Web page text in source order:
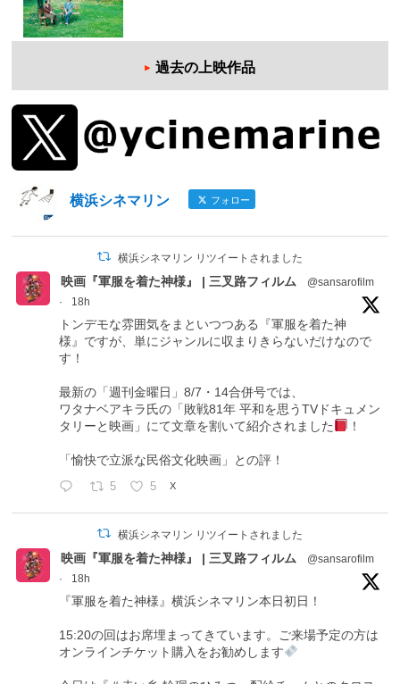
過去の上映作品
横浜シネマリン フォロー
横浜シネマリン リツイートされました
映画『軍服を着た神様』 | 三叉路フィルム
@sansarofilm
·
18h
トンデモな雰囲気をまといつつある『軍服を着た神
様』ですが、単にジャンルに収まりきらないだけなので
す！
最新の「週刊金曜日」8/7・14合併号では、
ワタナベアキラ氏の「敗戦81年 平和を思うTVドキュメン
タリーと映画」にて文章を割いて紹介されました
！
「愉快で立派な民俗文化映画」との評！
5 5 X
横浜シネマリン リツイートされました
映画『軍服を着た神様』 | 三叉路フィルム
@sansarofilm
·
18h
『軍服を着た神様』横浜シネマリン本日初日！
15:20の回はお席埋まってきています。ご来場予定の方は
オンラインチケット購入をお勧めします